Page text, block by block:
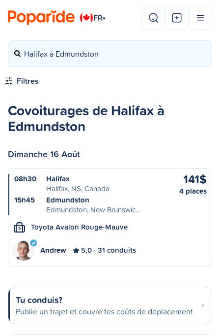
FR▾
Halifax à Edmundston
Filtres
Covoiturages de Halifax à
Edmundston
Dimanche 16 Août
08h30
Halifax
Halifax, NS, Canada
15h45
Edmundston
Edmundston, New Brunswic…
141$
4 places
S Toyota Avalon Rouge-Mauve
Andrew 5,0 31 conduits
Tu conduis?
Publie un trajet et couvre tes coûts de déplacement